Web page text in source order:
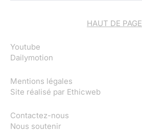
HAUT DE PAGE
Youtube
Dailymotion
Mentions légales
Site réalisé par Ethicweb
Contactez-nous
Nous soutenir